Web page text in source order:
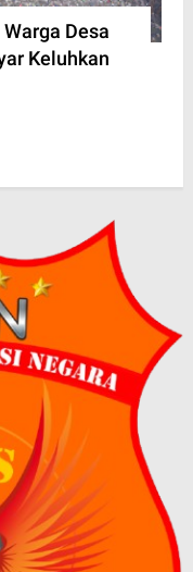
Desa
Keluhkan